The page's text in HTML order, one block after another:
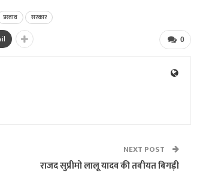
प्रस्ताव सरकार
0
NEXT POST
राजद सुप्रीमो लालू यादव की तबीयत बिगड़ी